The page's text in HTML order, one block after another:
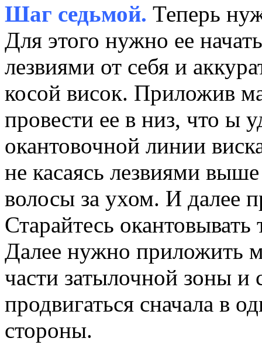
Шаг седьмой. Теперь
Для этого нужно ее
лезвиями от себя и
косой висок. Приложив
провести ее в низ, что ы
окантовочной линии
не касаясь лезвиями
волосы за ухом. И далее
Старайтесь
Далее нужно приложить
части затылочной зоны и
продвигаться сначала в
стороны.